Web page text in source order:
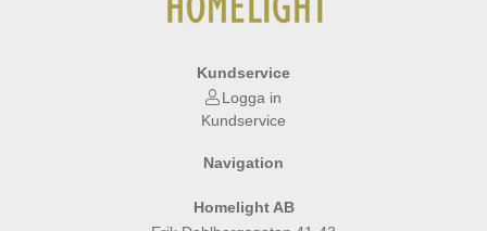
Kundservice
Logga in
Kundservice
Navigation
Homelight AB